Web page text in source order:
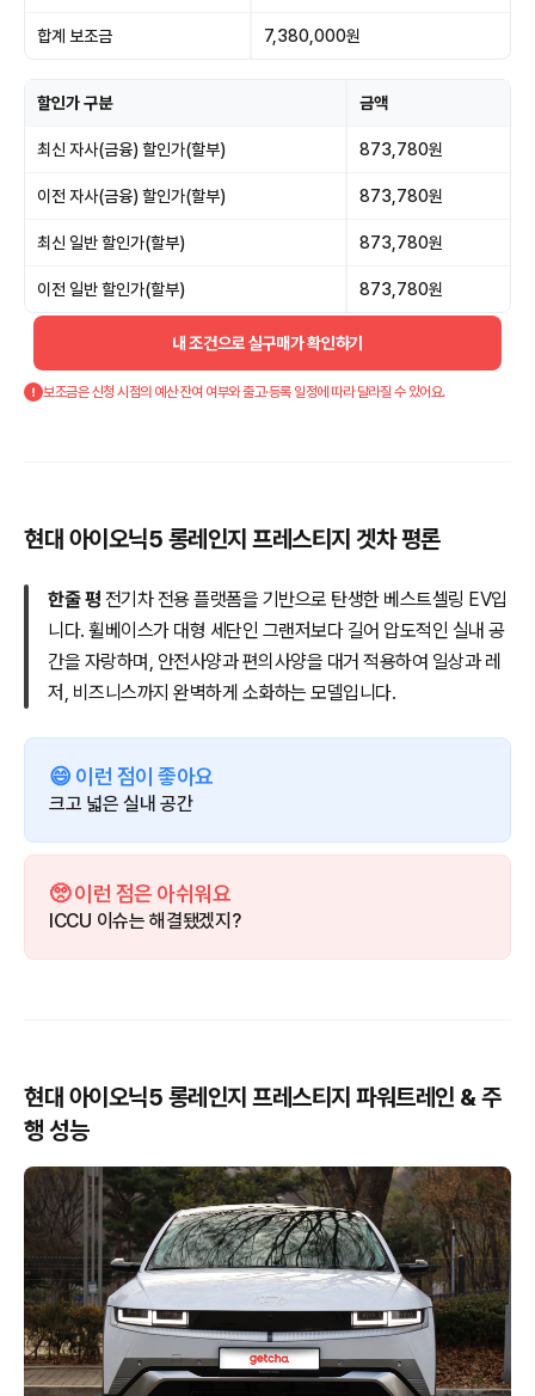
합계 보조금 7,380,000원
할인가 구분 금액
최신 자사(금융) 할인가(할부) 873,780원
이전 자사(금융) 할인가(할부) 873,780원
최신 일반 할인가(할부) 873,780원
이전 일반 할인가(할부) 873,780원
내 조건으로 실구매가 확인하기
보조금은 신청 시점의 예산 잔여 여부와 출고·등록 일정에 따라 달라질 수 있어요.
현대 아이오닉5 롱레인지 프레스티지 겟차 평론
한줄 평 전기차 전용 플랫폼을 기반으로 탄생한 베스트셀링 EV입
니다. 휠베이스가 대형 세단인 그랜저보다 길어 압도적인 실내 공
간을 자랑하며, 안전사양과 편의사양을 대거 적용하여 일상과 레
저, 비즈니스까지 완벽하게 소화하는 모델입니다.
😄 이런 점이 좋아요
크고 넓은 실내 공간
🥺 이런 점은 아쉬워요
ICCU 이슈는 해결됐겠지?
현대 아이오닉5 롱레인지 프레스티지 파워트레인 & 주
행 성능